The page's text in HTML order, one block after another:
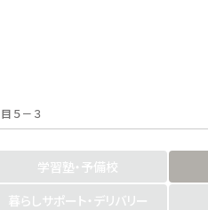
５－３
学習塾・予備校
暮らしサポート・デリバリー